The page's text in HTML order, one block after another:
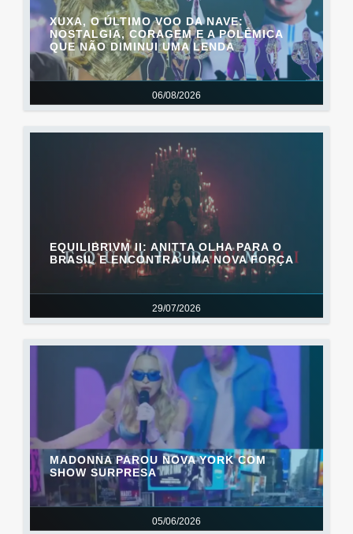
06/08/2026
XUXA, O ÚLTIMO VOO DA NAVE:
NOSTALGIA, CORAGEM E A POLÊMICA
QUE NÃO DIMINUI UMA LENDA
29/07/2026
EQUILIBRIVM II: ANITTA OLHA PARA O
BRASIL E ENCONTRA UMA NOVA FORÇA
05/06/2026
MADONNA PAROU NOVA YORK COM
SHOW SURPRESA